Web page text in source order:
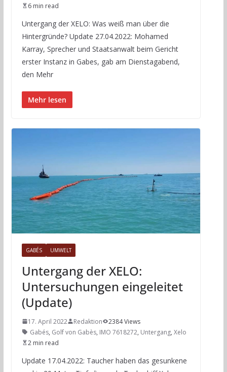
6 min read
Untergang der XELO: Was weiß man über die
Hintergründe? Update 27.04.2022: Mohamed
Karray, Sprecher und Staatsanwalt beim Gericht
erster Instanz in Gabes, gab am Dienstagabend,
den Mehr
Mehr lesen
GABÉS UMWELT
Untergang der XELO:
Untersuchungen eingeleitet
(Update)
17. April 2022 Redaktion
2384 Views
Gabés, Golf von Gabès, IMO 7618272, Untergang, Xelo
2 min read
Update 17.04.2022: Taucher haben das gesunkene